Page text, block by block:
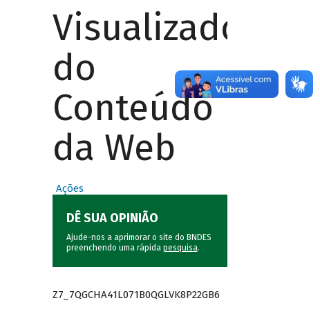
Visualizador
do
Conteúdo
da Web
Ações
DÊ SUA OPINIÃO
Ajude-nos a aprimorar o site do BNDES
preenchendo uma rápida pesquisa.
Z7_7QGCHA41L071B0QGLVK8P22GB6